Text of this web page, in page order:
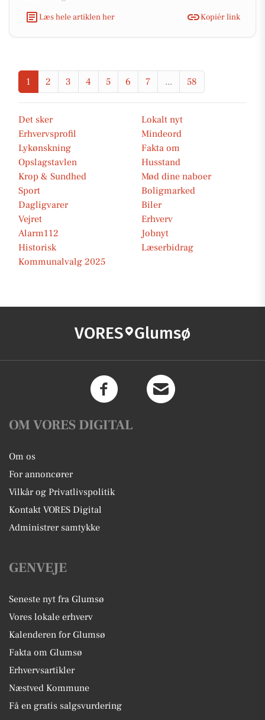
Læs hele artiklen her
Kopiér link
1 2 3 4 5 6 7 ... 58
Det sker
Lokalt nyt
Erhvervsprofil
Mindeord
Lykønskning
Fakta om
Opslagstavlen
Husstand
Krop & Sundhed
Mød dine naboer
Sport
Boligmarked
Dagligvarer
Biler
Vejret
Erhverv
Alarm112
Jobnyt
Historisk
Læserbidrag
Kommunalvalg 2025
VORES Glumsø
OM VORES DIGITAL
Om os
For annoncører
Vilkår og Privatlivspolitik
Kontakt VORES Digital
Administrer samtykke
GENVEJE
Seneste nyt fra Glumsø
Vores lokale erhverv
Kalenderen for Glumsø
Fakta om Glumsø
Erhvervsartikler
Næstved Kommune
Få en gratis salgsvurdering